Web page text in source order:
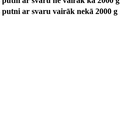
putni ar svaru vairāk nekā 2000 g